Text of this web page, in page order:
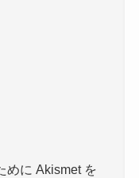
めに Akismet を